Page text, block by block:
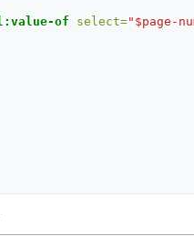
of select="$page-